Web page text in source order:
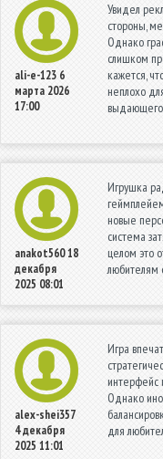
ali-e-123 6
марта 2026
17:00
Увидел
стороны,
Однако
слишком
кажется,
неплохо
anakot56018
декабря
2025 08:01
Игрушка
новые
система
целом это
любителям
alex-shei357
4 декабря
2025 11:01
Игра
интерфейс
Однако
для